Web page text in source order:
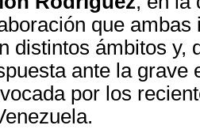
que
distintos ámbitos y,
ante la grave
por los